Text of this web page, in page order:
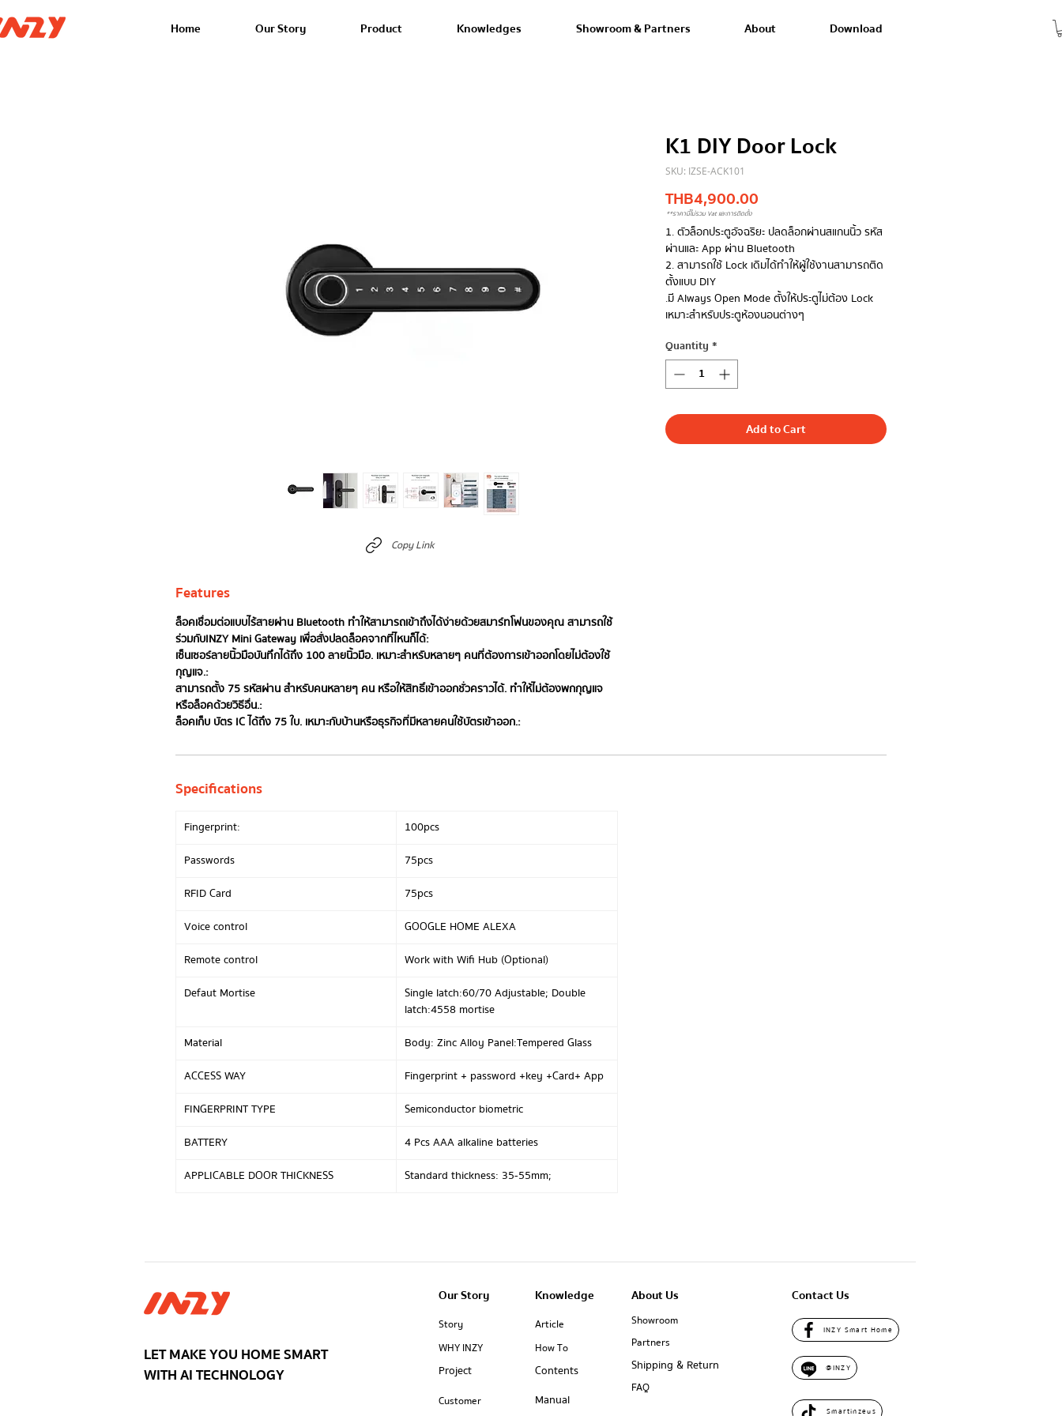
Home Our Story Product Knowledges Showroom & Partners About Download
K1 DIY Door Lock
SKU: IZSE-ACK101
THB 4,900.00
1. ตัวล็อกประตูอัจฉริยะ ปลดล็อกผ่านสแกนนิ้ว รหัส
ผ่านและ​ App ผ่าน Bluetooth
2. สามารถใช้ Lock เดิมได้ทำให้ผู้ใช้งานสามารถติด
ตั้งแบบ DIY
.มี Always Open Mode ตั้งให้ประตูไม่ต้อง Lock
เหมาะสำหรับประตูห้องนอนต่างๆ
Quantity *
Add to Cart
Features
ล็อคเชื่อมต่อแบบไร้สายผ่าน Bluetooth ทำให้สามารถเข้าถึงได้ง่ายด้วยสมาร์ทโฟนของคุณ สามารถใช้
ร่วมกับINZY Mini Gateway เพื่อสั่งปลดล็อคจากที่ไหนก็ได้:
เซ็นเซอร์ลายนิ้วมือบันทึกได้ถึง 100 ลายนิ้วมือ. เหมาะสำหรับหลายๆ คนที่ต้องการเข้าออกโดยไม่ต้องใช้
กุญแจ.:
สามารถตั้ง 75 รหัสผ่าน สำหรับคนหลายๆ คน หรือให้สิทธิ์เข้าออกชั่วคราวได้. ทำให้ไม่ต้องพกกุญแจ
หรือล็อคด้วยวิธีอื่น.:
ล็อคเก็บ บัตร IC ได้ถึง 75 ใบ. เหมาะกับบ้านหรือธุรกิจที่มีหลายคนใช้บัตรเข้าออก.:
Specifications
Fingerprint:
100pcs
Passwords
75pcs
RFID Card
75pcs
Voice control
GOOGLE HOME ALEXA
Remote control
Work with Wifi Hub (Optional)
Defaut Mortise
Single latch:60/70 Adjustable; Double
latch:4558 mortise
Material
Body: Zinc Alloy Panel:Tempered Glass
ACCESS WAY
Fingerprint + password +key +Card+ App
FINGERPRINT TYPE
Semiconductor biometric
BATTERY
4 Pcs AAA alkaline batteries
APPLICABLE DOOR THICKNESS
Standard thickness: 35-55mm;
Copy Link
**ราคานี้ไม่รวม Vat และการติดตั้ง
LET MAKE YOU HOME SMART
WITH AI TECHNOLOGY
Our Story
Story
WHY INZY
Project
Customer
Knowledge
Article
How To
Contents
Manual
About Us
Showroom
Partners
Shipping & Return
FAQ
Contact Us
INZY Smart Home
@INZY
Smartinzeus